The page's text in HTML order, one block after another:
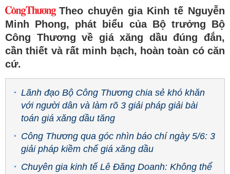
Theo chuyên gia Kinh tế Nguyễn
Minh Phong, phát biểu của Bộ trưởng Bộ
Công Thương về giá xăng dầu đúng đắn,
cần thiết và rất minh bạch, hoàn toàn có căn
cứ.
Lãnh đạo Bộ Công Thương chia sẻ khó khăn
với người dân và làm rõ 3 giải pháp giải bài
toán giá xăng dầu tăng
Công Thương qua góc nhìn báo chí ngày 5/6: 3
giải pháp kiềm chế giá xăng dầu
Chuyên gia kinh tế Lê Đăng Doanh: Không thể